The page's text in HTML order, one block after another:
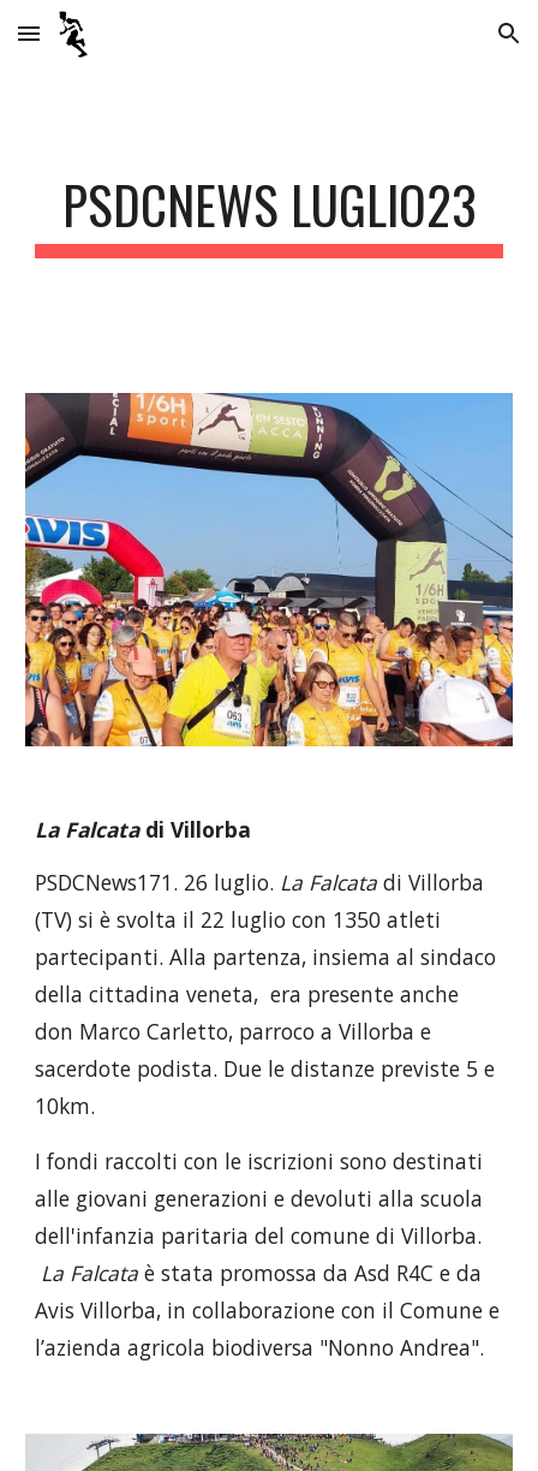
Skip to main content Skip to navigation
PSDCNEWS LUGLIO23
La Falcatadi Villorba
PSDCNews171. 26 luglio. La Falcata di Villorba
(TV) si è svolta il 22 luglio con 1350 atleti
partecipanti. Alla partenza, insiema al sindaco
della cittadina veneta, era presente anche
don Marco Carletto, parroco a Villorba e
sacerdote podista. Due le distanze previste 5 e
10km.
I fondi raccolti con le iscrizioni sono destinati
alle giovani generazioni e devoluti alla scuola
dell'infanzia paritaria del comune di Villorba.
La Falcata è stata promossa da Asd R4C e da
Avis Villorba, in collaborazione con il Comune e
l’azienda agricola biodiversa "Nonno Andrea".